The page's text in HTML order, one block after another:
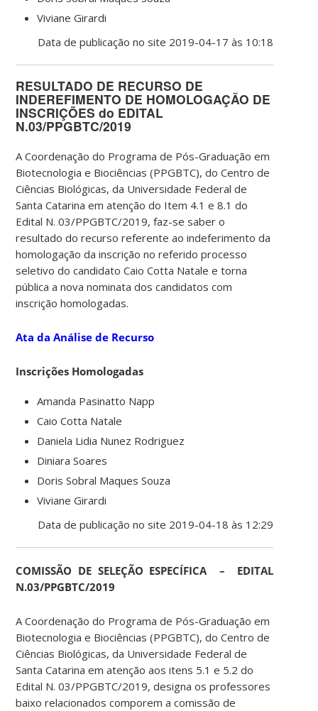
Viviane Girardi
Data de publicação no site 2019-04-17 às 10:18
RESULTADO DE RECURSO DE
INDEREFIMENTO DE HOMOLOGAÇÃO DE
INSCRIÇÕES do EDITAL
N.03/PPGBTC/2019
A Coordenação do Programa de Pós-Graduação em
Biotecnologia e Biociências (PPGBTC), do Centro de
Ciências Biológicas, da Universidade Federal de
Santa Catarina em atenção do Item 4.1 e 8.1 do
Edital N. 03/PPGBTC/2019, faz-se saber o
resultado do recurso referente ao indeferimento da
homologação da inscrição no referido processo
seletivo do candidato Caio Cotta Natale e torna
pública a nova nominata dos candidatos com
inscrição homologadas.
Ata da Análise de Recurso
Inscrições Homologadas
Amanda Pasinatto Napp
Caio Cotta Natale
Daniela Lidia Nunez Rodriguez
Diniara Soares
Doris Sobral Maques Souza
Viviane Girardi
Data de publicação no site 2019-04-18 às 12:29
COMISSÃO DE SELEÇÃO ESPECÍFICA – EDITAL
N.03/PPGBTC/2019
A Coordenação do Programa de Pós-Graduação em
Biotecnologia e Biociências (PPGBTC), do Centro de
Ciências Biológicas, da Universidade Federal de
Santa Catarina em atenção aos itens 5.1 e 5.2 do
Edital N. 03/PPGBTC/2019, designa os professores
baixo relacionados comporem a comissão de